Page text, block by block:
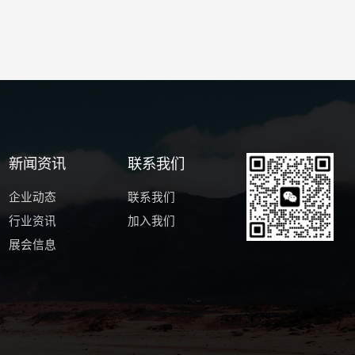
新闻资讯
企业动态
行业资讯
展会信息
联系我们
联系我们
加入我们